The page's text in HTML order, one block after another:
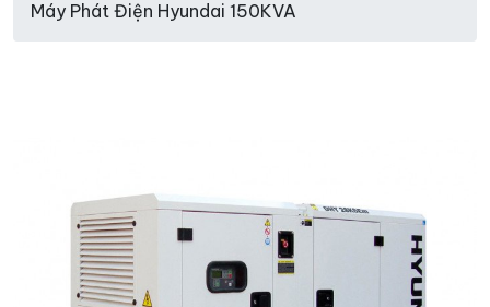
Máy Phát Điện Hyundai 150KVA